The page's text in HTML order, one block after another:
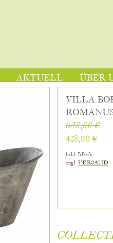
AKTUELL ÜBER
VILLA
628,00 €
428,00 €
inkl. MwSt.
zzgl. VERSAND